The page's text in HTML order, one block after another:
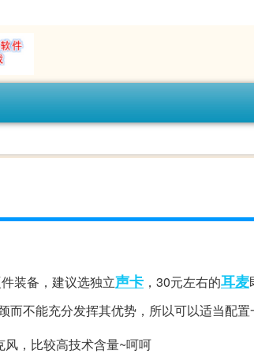
装备，建议选独立声卡 ，30元左右的耳麦
而不能充分发挥其优势，所以可以适当配置
，比较高技术含量~呵呵